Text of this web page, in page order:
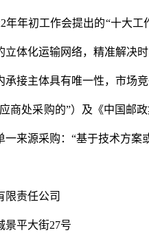
年年初工作会提出的“十大工
立体化运输网络，精准解决
接主体具有唯一性，市场
商处采购的”）及《中国邮
来源采购：“基于技术方
限责任公司
景平大街27号